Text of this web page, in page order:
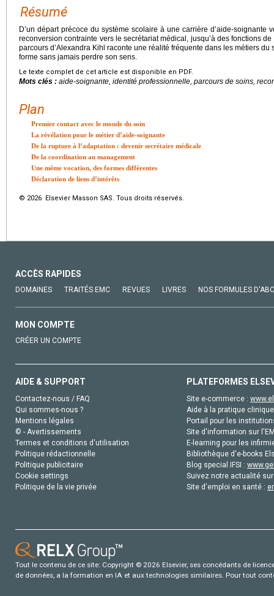
Résumé
D’un départ précoce du système scolaire à une carrière d’aide-soignante
reconversion contrainte vers le secrétariat médical, jusqu’à des fonctions
parcours d’Alexandra Kihl raconte une réalité fréquente dans les métiers du
forme sans jamais perdre son sens.
Le texte complet de cet article est disponible en PDF.
Mots clés : aide-soignante, identité professionnelle, parcours de soins,
Plan
Premier contact avec le monde du soin
La révélation pour le métier d’aide-soignante
De la rupture à l’adaptation : devenir secrétaire médicale
De la coordination au management
Une même vocation, des formes différentes
Déclaration de liens d’intérêts
© 2026 Elsevier Masson SAS. Tous droits réservés.
ACCÈS RAPIDES
DOMAINES TRAITÉS EMC REVUES LIVRES NOS FORMULES
MON COMPTE
CRÉER UN COMPTE
AIDE & SUPPORT
Contactez-nous / FAQ
Qui sommes-nous ?
Mentions légales
© - Avertissements
Termes et conditions d'utilisation
Politique rédactionnelle
Politique publicitaire
Cookie settings
Politique de la vie privée
PLATEFORMES
Site e-commerce :
Aide à la pratique
Portail pour les
Site d'information sur
E-learning pour les
Bibliothèque d'e-books
Blog special IFSI :
Suivez notre actualité
Site d'emploi en santé :
Tout le contenu de ce site: Copyright © 2026 Elsevier, ses concédants de
de données, a la formation en IA et aux technologies similaires. Pour tout